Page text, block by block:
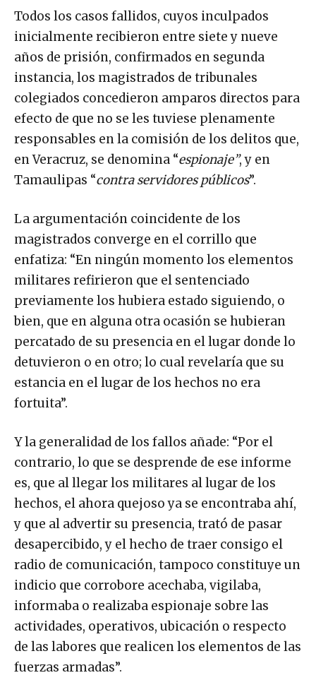
Todos los casos fallidos, cuyos inculpados
inicialmente recibieron entre siete y nueve
años de prisión, confirmados en segunda
instancia, los magistrados de tribunales
colegiados concedieron amparos directos para
efecto de que no se les tuviese plenamente
responsables en la comisión de los delitos que,
en Veracruz, se denomina “espionaje”, y en
Tamaulipas “contra servidores públicos”.
La argumentación coincidente de los
magistrados converge en el corrillo que
enfatiza: “En ningún momento los elementos
militares refirieron que el sentenciado
previamente los hubiera estado siguiendo, o
bien, que en alguna otra ocasión se hubieran
percatado de su presencia en el lugar donde lo
detuvieron o en otro; lo cual revelaría que su
estancia en el lugar de los hechos no era
fortuita”.
Y la generalidad de los fallos añade: “Por el
contrario, lo que se desprende de ese informe
es, que al llegar los militares al lugar de los
hechos, el ahora quejoso ya se encontraba ahí,
y que al advertir su presencia, trató de pasar
desapercibido, y el hecho de traer consigo el
radio de comunicación, tampoco constituye un
indicio que corrobore acechaba, vigilaba,
informaba o realizaba espionaje sobre las
actividades, operativos, ubicación o respecto
de las labores que realicen los elementos de las
fuerzas armadas”.